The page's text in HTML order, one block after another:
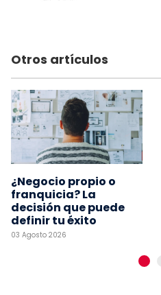
Otros artículos
¿Negocio propio o
franquicia? La
decisión que puede
definir tu éxito
03 Agosto 2026